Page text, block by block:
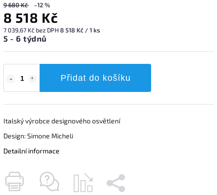
9 680 Kč –12 %
8 518 Kč
7 039,67 Kč bez DPH8 518 Kč / 1 ks
5 - 6 týdnů
Přidat do košíku
Italský výrobce designového osvětlení
Design: Simone Micheli
Detailní informace